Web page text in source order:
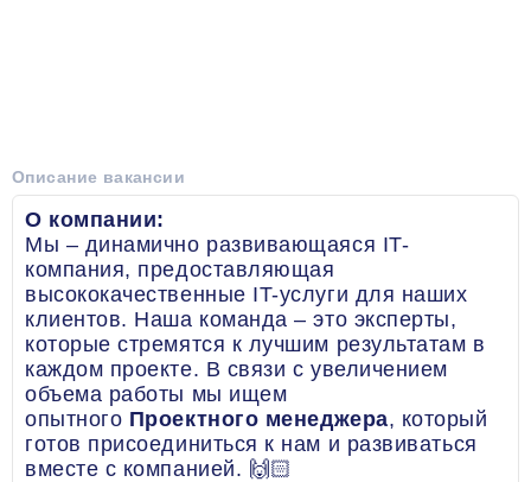
Описание вакансии
О компании:
Мы – динамично развивающаяся IT-
компания, предоставляющая
высококачественные IT-услуги для наших
клиентов. Наша команда – это эксперты,
которые стремятся к лучшим результатам в
каждом проекте. В связи с увеличением
объема работы мы ищем
опытного Проектного менеджера, который
готов присоединиться к нам и развиваться
вместе с компанией. 🙌🏻